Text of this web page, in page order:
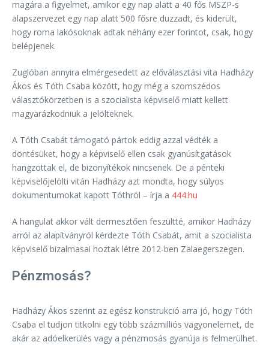
magára a figyelmet, amikor egy nap alatt a 40 fős MSZP-s
alapszervezet egy nap alatt 500 fősre duzzadt, és kiderült,
hogy roma lakósoknak adtak néhány ezer forintot, csak, hogy
belépjenek.
Zuglóban annyira elmérgesedett az előválasztási vita Hadházy
Ákos és Tóth Csaba között, hogy még a szomszédos
választókörzetben is a szocialista képviselő miatt kellett
magyarázkodniuk a jelölteknek.
A Tóth Csabát támogató pártok eddig azzal védték a
döntésüket, hogy a képviselő ellen csak gyanúsítgatások
hangzottak el, de bizonyítékok nincsenek. De a pénteki
képviselőjelölti vitán Hadházy azt mondta, hogy súlyos
dokumentumokat kapott Tóthról – írja a 444.hu
A hangulat akkor vált dermesztően feszültté, amikor Hadházy
arról az alapítványról kérdezte Tóth Csabát, amit a szocialista
képviselő bizalmasai hoztak létre 2012-ben Zalaegerszegen.
Pénzmosás?
Hadházy Ákos szerint az egész konstrukció arra jó, hogy Tóth
Csaba el tudjon titkolni egy több százmilliós vagyonelemet, de
akár az adóelkerülés vagy a pénzmosás gyanúja is felmerülhet.